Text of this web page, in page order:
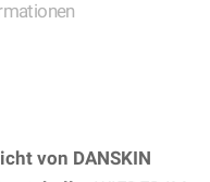
von DANSKIN